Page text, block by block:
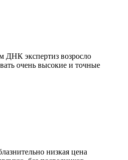
ДНК экспертиз возросло
очень высокие и точные
низкая цена